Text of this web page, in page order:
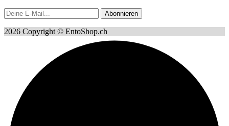
Abonnieren
2026 Copyright © EntoShop.ch